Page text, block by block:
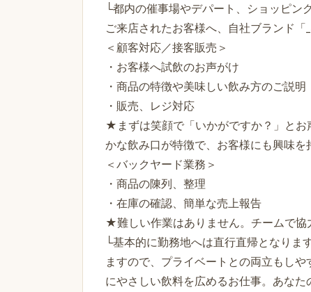
└都内の催事場やデパート、ショッピン
ご来店されたお客様へ、自社ブランド「
＜顧客対応／接客販売＞
・お客様へ試飲のお声がけ
・商品の特徴や美味しい飲み方のご説明
・販売、レジ対応
★まずは笑顔で「いかがですか？」と
かな飲み口が特徴で、お客様にも興味を
＜バックヤード業務＞
・商品の陳列、整理
・在庫の確認、簡単な売上報告
★難しい作業はありません。チームで協
└基本的に勤務地へは直行直帰となりま
ますので、プライベートとの両立もし
にやさしい飲料を広めるお仕事。あなた